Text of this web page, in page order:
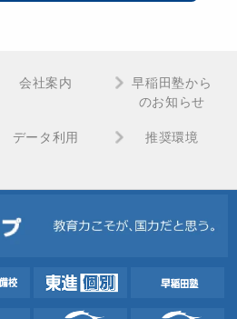
会社案内
早稲田塾から
のお知らせ
データ利用 推奨環境